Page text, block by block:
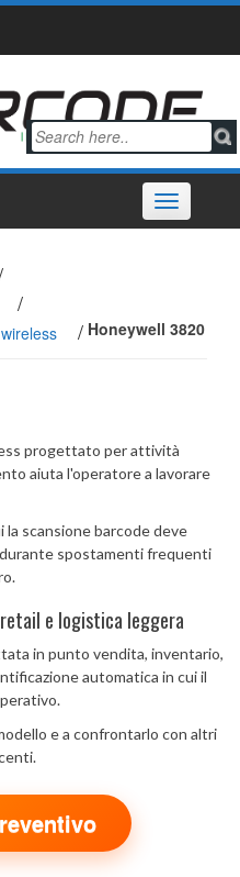
Toggle
navigation
/
/ Honeywell 3820
progettato per attività
aiuta l'operatore a lavorare
scansione barcode deve
spostamenti frequenti
e logistica leggera
in punto vendita, inventario,
automatica in cui il
e a confrontarlo con altri